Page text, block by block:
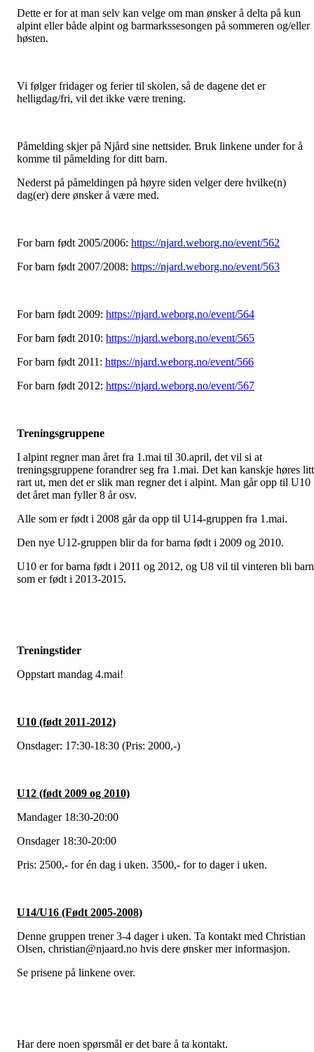
Dette er for at man selv kan velge om man ønsker å delta på kun
alpint eller både alpint og barmarkssesongen på sommeren og/eller
høsten.
Vi følger fridager og ferier til skolen, så de dagene det er
helligdag/fri, vil det ikke være trening.
Påmelding skjer på Njård sine nettsider. Bruk linkene under for å
komme til påmelding for ditt barn.
Nederst på påmeldingen på høyre siden velger dere hvilke(n)
dag(er) dere ønsker å være med.
For barn født 2005/2006: https://njard.weborg.no/event/562
For barn født 2007/2008: https://njard.weborg.no/event/563
For barn født 2009: https://njard.weborg.no/event/564
For barn født 2010: https://njard.weborg.no/event/565
For barn født 2011: https://njard.weborg.no/event/566
For barn født 2012: https://njard.weborg.no/event/567
Treningsgruppene
I alpint regner man året fra 1.mai til 30.april, det vil si at
treningsgruppene forandrer seg fra 1.mai. Det kan kanskje høres litt
rart ut, men det er slik man regner det i alpint. Man går opp til U10
det året man fyller 8 år osv.
Alle som er født i 2008 går da opp til U14-gruppen fra 1.mai.
Den nye U12-gruppen blir da for barna født i 2009 og 2010.
U10 er for barna født i 2011 og 2012, og U8 vil til vinteren bli
som er født i 2013-2015.
Treningstider
Oppstart mandag 4.mai!
U10 (født 2011-2012)
Onsdager: 17:30-18:30 (Pris: 2000,-)
U12 (født 2009 og 2010)
Mandager 18:30-20:00
Onsdager 18:30-20:00
Pris: 2500,- for én dag i uken. 3500,- for to dager i uken.
U14/U16 (Født 2005-2008)
Denne gruppen trener 3-4 dager i uken. Ta kontakt med Christian
Olsen, christian@njaard.no hvis dere ønsker mer informasjon.
Se prisene på linkene over.
Har dere noen spørsmål er det bare å ta kontakt.